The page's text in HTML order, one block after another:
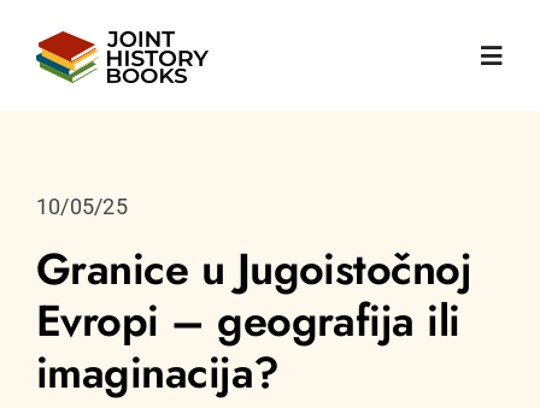
content
Vijesti
Knjige
10/05/25
Granice u Jugoistočnoj
Evropi – geografija ili
imaginacija?